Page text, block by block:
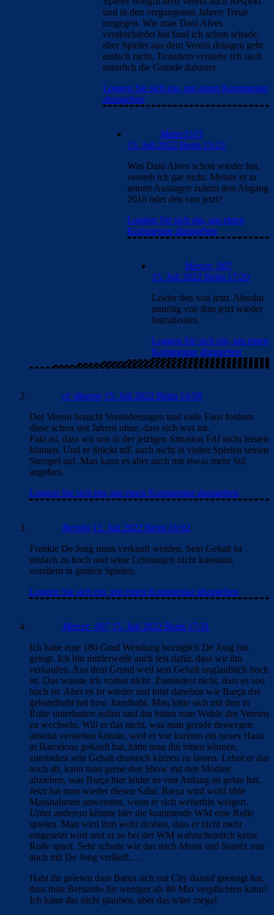
und in den vergangenen Jahren Treue
entgegen. Wie man Dani Alves
verabschiedet hat fand ich schon schade,
aber Spieler aus dem Verein drängen geht
einfsch nicht. Trotzdem verstehe ich such
natürlich die Gründe dahinter
Loggen Sie sich ein, um einen Kommentar
abzugeben
Matze1515
15. Juli 2022 Beim 15:23
Was Dani Alves schon wieder hat,
versteh ich gar nicht. Meinte er in
seinen Aussagen zuletzt den Abgang
2016 oder den von jetzt?
Loggen Sie sich ein, um einen
Kommentar abzugeben
Mercer_007
15. Juli 2022 Beim 17:20
Leider den von jetzt. Absolut
unnötig von ihm jetzt wieder
loszuheulen.
Loggen Sie sich ein, um einen
Kommentar abzugeben
el_tiburon 15. Juli 2022 Beim 14:58
Der Verein braucht Veränderungen und viele Fans fordern
diese schon seit Jahren ohne, dass sich was tut.
Fakt ist, dass wir uns in der jetzigen Situation FdJ nicht leisten
können. Und er drückt mE auch nicht in vielen Spielen seinen
Stempel auf. Man kann es aber auch mit etwas mehr Stil
angehen.
Loggen Sie sich ein, um einen Kommentar abzugeben
Berteki 15. Juli 2022 Beim 16:02
Frenkie De Jong muss verkauft werden. Sein Gehalt ist
einfach zu hoch und seine Leistungen nicht konstant,
vorallem in großen Spielen.
Loggen Sie sich ein, um einen Kommentar abzugeben
Mercer_007 15. Juli 2022 Beim 17:31
Ich habe eine 180 Grad Wendung bezüglich De Jong hin
gelegt. Ich bin mittlerweile auch fest dafür, dass wir ihn
verkaufen. Aus dem Grund weil sein Gehalt unglaublich hoch
ist. Das wusste ich vorher nicht. Zumindest nicht, dass es soo
hoch ist. Aber es ist wieder mal total daneben wie Barça das
gehandhabt hat bzw. handhabt. Man hätte sich mit ihm in
Ruhe unterhalten sollen und ihn bitten zum Wohle des Vereins
zu wechseln. Will er das nicht, was man gerade deswegen
absolut verstehen könnte, weil er vor kurzem ein neues Haus
in Barcelona gekauft hat, hätte man ihn bitten können,
zumindest sein Gehalt drastisch kürzen zu lassen. Lehnt er das
auch ab, kann man gerne den Show mit den Medien
abziehen, was Barça hier leider so von Anfang an getan hat.
Jetzt hat man wieder diesen Salat. Barça wird wohl üble
Massnahmen anwenden, wenn er sich weiterhin weigert.
Unter anderem könnte hier die kommende WM eine Rolle
spielen. Man wird ihm wohl drohen, dass er nicht mehr
eingesetzt wird und er so bei der WM wahrscheinlich keine
Rolle spielt. Sehr schade wie das nach Messi und Suaréz nun
auch mit De Jong verläuft….
Habt ihr gelesen dass Barça sich mit City darauf geeinigt hat,
dass man Bernardo für weniger als 80 Mio verpflichten kann?
Ich kann das nicht glauben, aber das wäre mega!